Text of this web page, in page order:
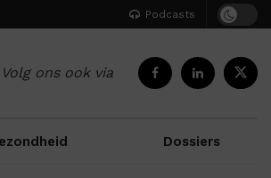
Podcasts
Volg ons ook via
Dossiers